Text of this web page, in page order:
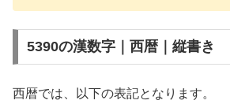
5390の漢数字｜西暦｜縦書き
西暦では、以下の表記となります。